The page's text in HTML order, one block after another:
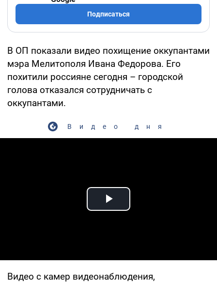
Подписаться
В ОП показали видео похищение оккупантами
мэра Мелитополя Ивана Федорова. Его
похитили россияне сегодня – городской
голова отказался сотрудничать с
оккупантами.
Видео дня
Play Video
Видео с камер видеонаблюдения,